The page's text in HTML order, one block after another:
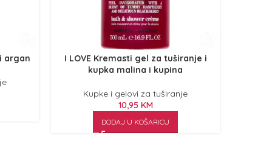
argan
I LOVE Kremasti gel za tuširanje i
kupka malina i kupina
Kupke i gelovi za tuširanje
10,95 KM
DODAJ U KOŠARICU